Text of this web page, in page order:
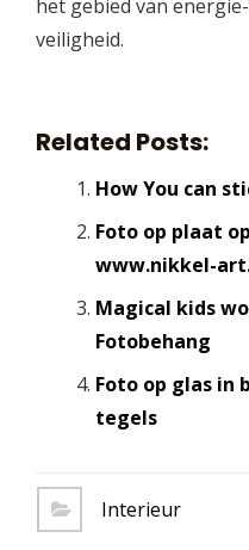
het gebied van
veiligheid.
Related Posts:
How You can
Foto op plaat
www.nikkel-
Magical kids
Fotobehang
Foto op glas in
tegels
Interieur